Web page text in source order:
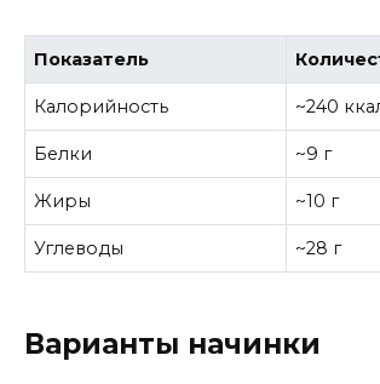
Показатель
Калорийность ~240
Белки ~9 г
Жиры ~10 г
Углеводы ~28 г
Варианты начинки